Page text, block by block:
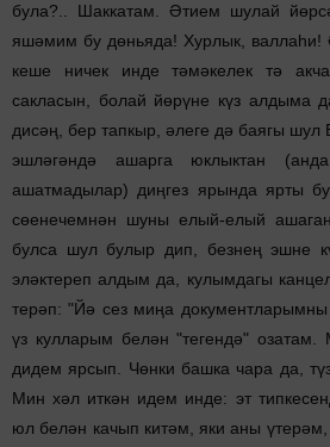
була?.. Шаккатам. Әтием шулай
яшәмим бу дөньяда! Хурлык, валлаһи!
кеше ничек инде тәмәкелек тә
сакласын, болай йөрүне күз алдыма
дисәң, бер тапкыр, әлеге дә баягы шул
эшләгәндә ашарга юклыктан
ашатмадылар) диңгез ярында ярты
сөенечемнән шуны елый-елый
булса шул булыр дип, безнең эшне
эләктереп алдым да, кулымдагы
терәп: "Йә сез миңа
үз кулларым белән "тегендә"
дидем ярсып. Чөнки башка чара да,
Мин хәл иткән идем инде: эт
юл белән качып китәм, яки аны